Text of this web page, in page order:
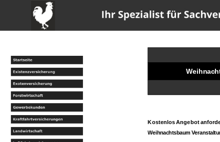
Kostenlos Angebot
Weihnachtsbaum